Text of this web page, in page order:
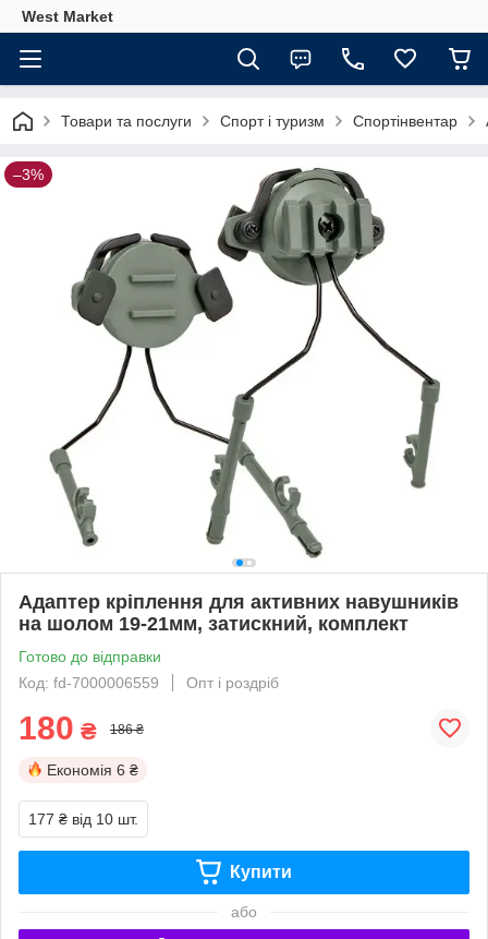
West Market
Товари та послуги Спорт і туризм Спортінвентар
–3%
Адаптер кріплення для активних навушників
на шолом 19-21мм, затискний, комплект
Готово до відправки
Код: fd-7000006559
Опт і роздріб
180 ₴ 186 ₴
Економія 6 ₴
177 ₴ від 10 шт.
Купити
або